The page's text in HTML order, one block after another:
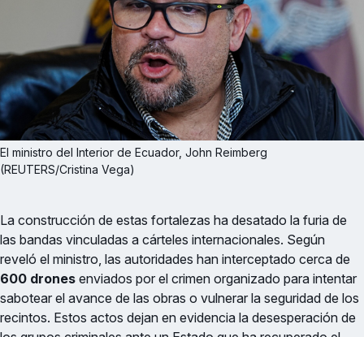
El ministro del Interior de Ecuador, John Reimberg
(REUTERS/Cristina Vega)
La construcción de estas fortalezas ha desatado la furia de
las bandas vinculadas a cárteles internacionales. Según
reveló el ministro, las autoridades han interceptado cerca de
600 drones enviados por el crimen organizado para intentar
sabotear el avance de las obras o vulnerar la seguridad de los
recintos. Estos actos dejan en evidencia la desesperación de